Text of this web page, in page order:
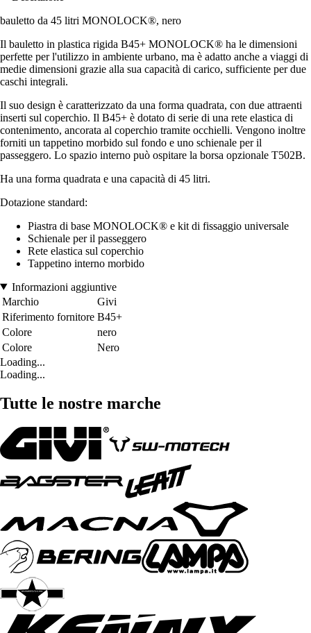
bauletto da 45 litri MONOLOCK®, nero
Il bauletto in plastica rigida B45+ MONOLOCK® ha le dimensioni
perfette per l'utilizzo in ambiente urbano, ma è adatto anche a viaggi di
medie dimensioni grazie alla sua capacità di carico, sufficiente per due
caschi integrali.
Il suo design è caratterizzato da una forma quadrata, con due attraenti
inserti sul coperchio. Il B45+ è dotato di serie di una rete elastica di
contenimento, ancorata al coperchio tramite occhielli. Vengono inoltre
forniti un tappetino morbido sul fondo e uno schienale per il
passeggero. Lo spazio interno può ospitare la borsa opzionale T502B.
Ha una forma quadrata e una capacità di 45 litri.
Dotazione standard:
Piastra di base MONOLOCK® e kit di fissaggio universale
Schienale per il passeggero
Rete elastica sul coperchio
Tappetino interno morbido
Informazioni aggiuntive
Marchio
Givi
Riferimento fornitore B45+
Colore
nero
Colore
Nero
Loading...
Loading...
Tutte le nostre marche